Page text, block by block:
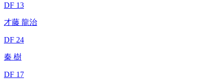
DF 13
才藤 龍治
DF 24
秦 樹
DF 17